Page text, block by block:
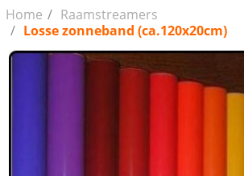
Home
Raamstreamers
Losse zonneband (ca.120x20cm)